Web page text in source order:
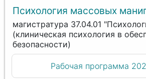
Психология массовых
магистратура 37.04.01
(клиническая психология в
безопасности)
Рабочая программа